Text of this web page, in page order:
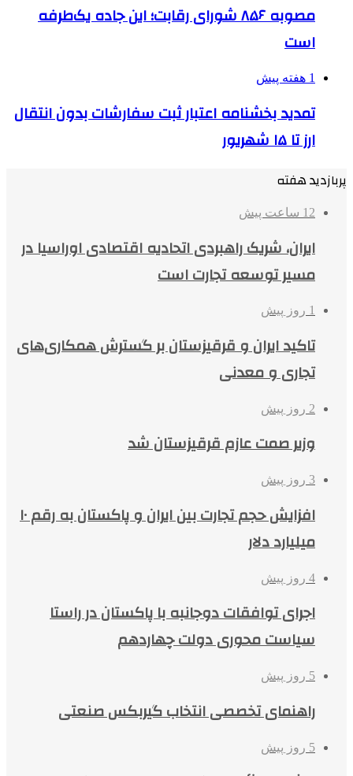
مصوبه ۸۵۶ شورای رقابت؛ این جاده یک‌طرفه
است
1 هفته پیش
تمدید بخشنامه اعتبار ثبت سفارشات بدون انتقال
ارز تا ۱۵ شهریور
پربازدید هفته
12 ساعت پیش
ایران، شریک راهبردی اتحادیه اقتصادی اوراسیا در
مسیر توسعه تجارت است
1 روز پیش
تاکید ایران و قرقیزستان بر گسترش همکاری‌های
تجاری و معدنی
2 روز پیش
وزیر صمت عازم قرقیزستان شد
3 روز پیش
افزایش حجم تجارت بین ایران و پاکستان به رقم ۱۰
میلیارد دلار
4 روز پیش
اجرای توافقات دوجانبه با پاکستان در راستا
سیاست محوری دولت چهاردهم
5 روز پیش
راهنمای تخصصی انتخاب گیربکس صنعتی
5 روز پیش